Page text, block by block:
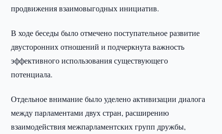
продвижения взаимовыгодных инициатив.
В ходе беседы было отмечено поступательное развитие
двусторонних отношений и подчеркнута важность
эффективного использования существующего
потенциала.
Отдельное внимание было уделено активизации диалога
между парламентами двух стран, расширению
взаимодействия межпарламентских групп дружбы,